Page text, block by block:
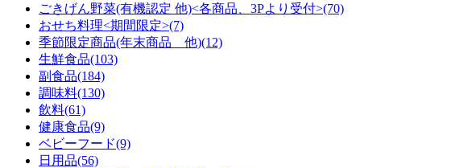
ごきげん野菜(有機認定 他)<各商品、3Pより受付>(70)
おせち料理<期間限定>(7)
季節限定商品(年末商品 他)(12)
生鮮食品(103)
副食品(184)
調味料(130)
飲料(61)
健康食品(9)
ベビーフード(9)
日用品(56)